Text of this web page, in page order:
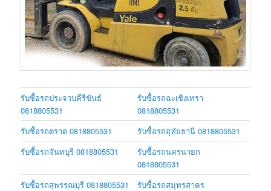
รับซื้อรถประจวบคีรีขันธ์
0818805531
รับซื้อรถฉะเชิงเทรา
0818805531
รับซื้อรถตราด 0818805531
รับซื้อรถอุทัยธานี 0818805531
รับซื้อรถจันทบุรี 0818805531
รับซื้อรถนครนายก
0818805531
รับซื้อรถสุพรรณบุรี 0818805531
รับซื้อรถสมุทรสาคร